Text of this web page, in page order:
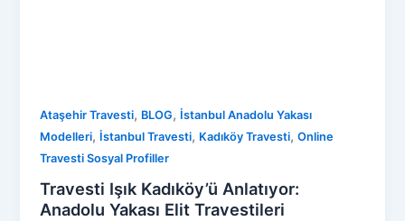
Ataşehir Travesti, BLOG, İstanbul Anadolu Yakası
Modelleri, İstanbul Travesti, Kadıköy Travesti,Online
Travesti Sosyal Profiller
Travesti Işık Kadıköy’ü Anlatıyor:
Anadolu Yakası Elit Travestileri